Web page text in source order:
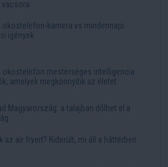
okostelefon-kamera vs mindennapi
igények
okostelefon mesterséges intelligencia
amelyek megkönnyítik az életet
Magyarország: a talajban dőlhet el a
az air fryert? Kiderült, mi áll a háttérben